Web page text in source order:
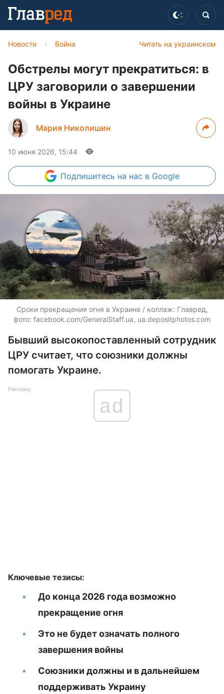
Читать на украинском
Новости › Война
Обстрелы могут прекратиться: в
ЦРУ заговорили о завершении
войны в Украине
Мария Николишин
10 июня 2026, 15:44
Подпишитесь на нас в Google
Сроки прекращения огня в Украине / коллаж: Главред,
фото: facebook.com/GeneralStaff.ua, ua.depositphotos.com
Бывший высокопоставленный сотрудник
ЦРУ считает, что союзники должны
помогать Украине.
Реклама
ad
Ключевые тезисы:
До конца 2026 года возможно
прекращение огня
Это не будет означать полного
завершения войны
Союзники должны и в дальнейшем
поддерживать Украину